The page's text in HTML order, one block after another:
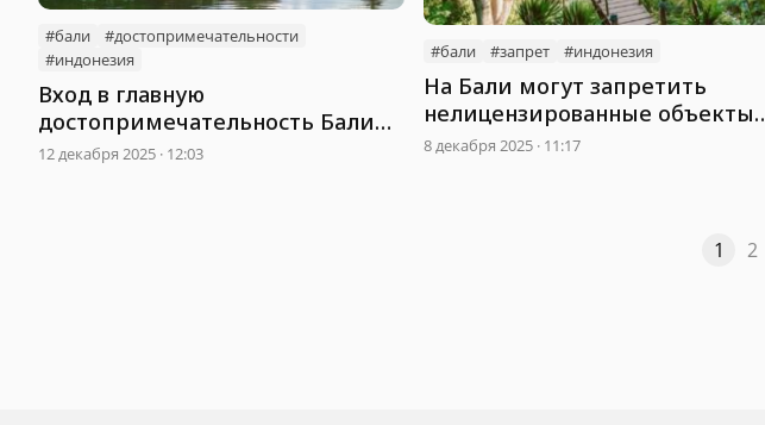
#бали
#достопримечательности
#индонезия
Вход в главную
достопримечательность Бали
станет дороже
12 декабря 2025 · 12:03
#бали #запрет #индонезия
На Бали могут запретить
нелицензированные объекты
размещения
8 декабря 2025 · 11:17
1 2